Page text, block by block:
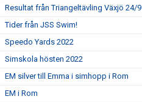
Resultat från Triangeltävling Växjö 24/9
Tider från JSS Swim!
Speedo Yards 2022
Simskola hösten 2022
EM silver till Emma i simhopp i Rom
EM i Rom